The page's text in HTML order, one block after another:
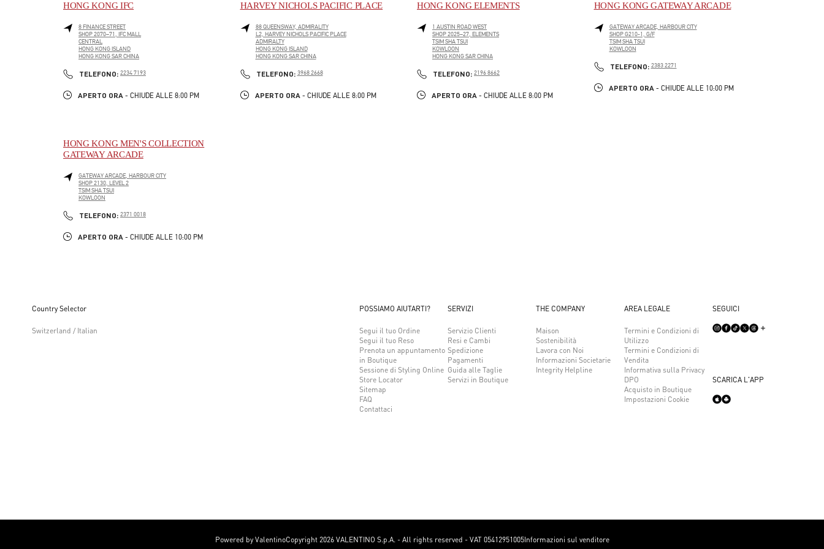
HONG KONG IFC
8 FINANCE STREET
SHOP 2070–71, IFC MALL
CENTRAL
HONG KONG ISLAND
HONG KONG SAR CHINA
TELEFONO: PHONE
2234 7193
APERTO ORA - CHIUDE ALLE 8:00 PM
HARVEY NICHOLS PACIFIC PLACE
88 QUEENSWAY, ADMIRALITY
L2, HARVEY NICHOLS PACIFIC PLACE
ADMIRALTY
HONG KONG ISLAND
HONG KONG SAR CHINA
TELEFONO:PHONE
3968 2668
APERTO ORA- CHIUDE ALLE 8:00 PM
HONG KONG ELEMENTS
1 AUSTIN ROAD WEST
SHOP 2025–27, ELEMENTS
TSIM SHA TSUI
KOWLOON
HONG KONG SAR CHINA
TELEFONO: PHONE
2196 8662
APERTO ORA - CHIUDE ALLE 8:00 PM
HONG KONG GATEWAY ARCADE
GATEWAY ARCADE, HARBOUR CITY
SHOP G210-1, G/F
TSIM SHA TSUI
KOWLOON
TELEFONO:PHONE
2383 2271
APERTO ORA- CHIUDE ALLE 10:00 PM
HONG KONG MEN'S COLLECTION
GATEWAY ARCADE
GATEWAY ARCADE, HARBOUR CITY
SHOP 2130, LEVEL 2
TSIM SHA TSUI
KOWLOON
TELEFONO: PHONE
2371 0018
APERTO ORA - CHIUDE ALLE 10:00 PM
Country Selector
Switzerland / Italian
POSSIAMO AIUTARTI?
Segui il tuo Ordine
Segui il tuo Reso
Prenota un appuntamento
in Boutique
Sessione di Styling Online
Store Locator
Sitemap
FAQ
Contattaci
SERVIZI
Servizio Clienti
Resi e Cambi
Spedizione
Pagamenti
Guida alle Taglie
Servizi in Boutique
THE COMPANY
Maison
Sostenibilità
Lavora con Noi
Informazioni Societarie
Integrity Helpline
AREA LEGALE
Termini e Condizioni di
Utilizzo
Termini e Condizioni di
Vendita
Informativa sulla Privacy
DPO
Acquisto in Boutique
Impostazioni Cookie
SEGUICI
SCARICA L'APP
Powered by ValentinoCopyright 2026 VALENTINO S.p.A. - All rights reserved - VAT 05412951005Informazioni sul venditore